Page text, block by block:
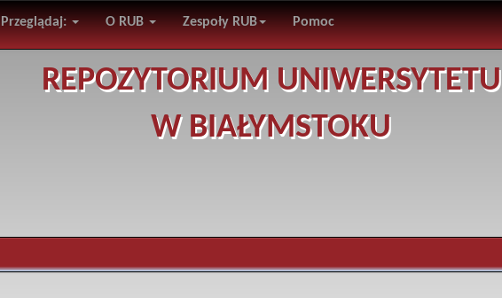
Przeglądaj: O RUB Zespoły RUB Pomoc
REPOZYTORIUM UNIWERSYTETU
W BIAŁYMSTOKU